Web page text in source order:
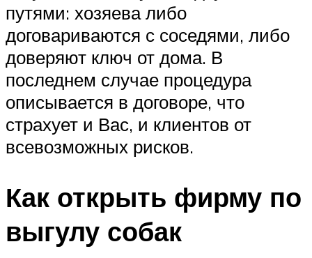
путями: хозяева либо
договариваются с соседями, либо
доверяют ключ от дома. В
последнем случае процедура
описывается в договоре, что
страхует и Вас, и клиентов от
всевозможных рисков.
Как открыть фирму по
выгулу собак